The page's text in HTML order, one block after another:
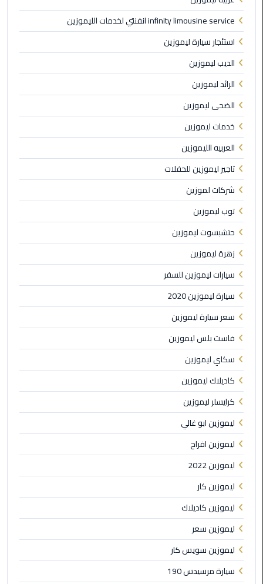
الي
مرسي
مطروح
تاكسي
اسكندريه
ليموزين
مطار
برج
العرب
والإسكندرية
ليموزين
دمياط
ليموزين
من
الاسكندرية
الى
مطار
القاهرة
ليموزين
الدقي
ليموزين
من
القاهرة
للاسكندرية
ليموزين
العجوزه
ليموزين
من
مطار
القاهرة
ليموزين
فيصل
infinity limousine service انفنتي لخدمات الليموزين
استئجار سيارة ليموزين
الديب ليموزين
الرائد ليموزين
الضحى ليموزين
خدمات ليموزين
العربيه الليموزين
تاجير ليموزين للحفلات
شركات لموزين
توب ليموزين
حتشبسوت ليموزين
زهرة ليموزين
سيارات ليموزين للسفر
سيارة ليموزين 2020
سعر سيارة ليموزين
فاست بلس ليموزين
سكاي ليموزين
كاديلاك ليموزين
كرايسلر ليموزين
ليموزين ابو غالي
ليموزين افراح
ليموزين 2022
ليموزين كار
ليموزين كاديلاك
ليموزين سعر
ليموزين سويس كار
سيارة مرسيدس 190